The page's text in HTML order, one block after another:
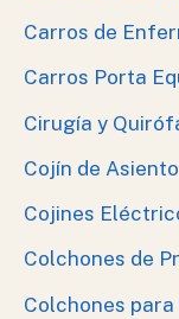
Carros de
Carros Porta
Cirugía y
Cojín de Asiento
Cojines
Colchones de
Colchones